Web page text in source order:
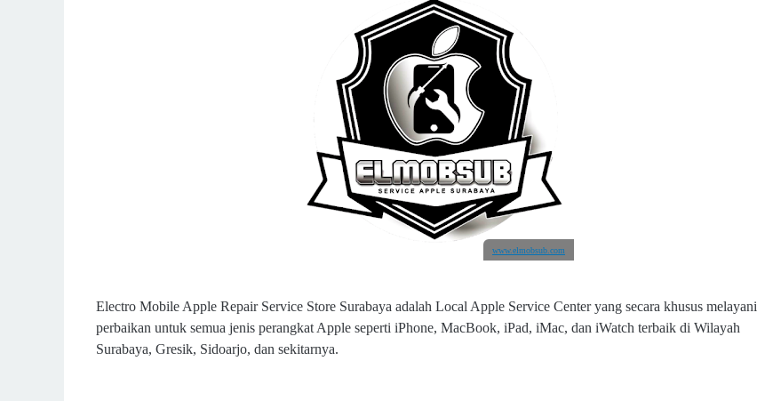
www.elmobsub.com
Electro Mobile Apple Repair Service Store Surabaya adalah Local Apple Service Center yang secara khusus melayani
perbaikan untuk semua jenis perangkat Apple seperti iPhone, MacBook, iPad, iMac, dan iWatch terbaik di Wilayah
Surabaya, Gresik, Sidoarjo, dan sekitarnya.